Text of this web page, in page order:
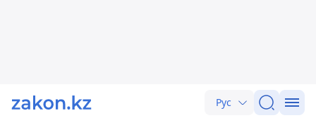
Рус